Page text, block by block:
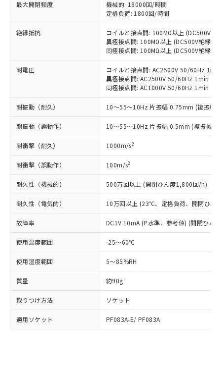
最大開閉頻度
機械的: 18000回/時間
定格負荷: 1800回/時間
絶縁抵抗
コイルと接点間: 100MΩ以上 (DC500V絶
異極接点間: 100MΩ以上 (DC500V絶縁抵
同極接点間: 100MΩ以上 (DC500V絶縁抵
耐電圧
コイルと接点間: AC2500V 50/60Hz 1min
異極接点間: AC2500V 50/60Hz 1min
同極接点間: AC1000V 50/60Hz 1min
耐振動（耐久） 10～55～10Hz 片振幅 0.75mm (複振幅
耐振動（誤動作） 10～55～10Hz 片振幅 0.5mm (複振幅
耐衝撃（耐久） 1000m/s2
耐衝撃（誤動作） 100m/s2
耐久性（機械的） 500万回以上 (開閉ひん度1,800回/h)
耐久性（電気的） 10万回以上 (23℃、定格負荷、開閉ひん
故障率 DC1V 10mA (P水準、参考値) (開閉ひん
使用温度範囲 -25～60℃
使用湿度範囲 5～85%RH
質量 約90g
取りつけ方法 ソケット
適用ソケット PF083A-E/ PF083A
当社制御機器事業取扱商品の中には、
本サービスの対象外となる商品もある
ことをご了承ください。
在庫状況および標準価格照会結果は、
記載している更新日時点での社内デー
タに基づき作成されるものであり、閲
覧された時点での実際の在庫および標
準価格とは異なる場合があることをご
了承ください。
正式な納期状況および標準価格はお客
様のお取引先、またはお客様担当のオ
ムロン制御機器販売店・当社販売員に
ご相談ください。
オムロン制御機器販売店や当社販売拠
販売ネットワーク
」をご確認
ください。
在庫状況および標準価格結果を当社の
事前の承諾なく第三者に漏洩または開
示しないようお願いします。
マイパーツ機能（部品リスト作成サー
メンバーズにご登録されている必要が
登録された部品リストについて、当社
および当社の共同利用者が、当社の製
品・サービスに関するお客様との取
引・商談に必要な範囲で利用すること
をご了承ください。
※当社の共同利用者とは、"個人情報
の共同利用に関して"
の「1.共同利
用者の範囲」に記載されている法人を
害物質有無と関係のない商品です。
仕入先様の事情により、非含有部品として
いたものが、含有品と判明した場合などや
むを得ず変更することがあります。
*EU RoHS指令（10物質）：
ミウム(Cd) 100ppm以下、
六価クロム(Cr(Ⅵ)) 1000ppm以下、ポリ臭化ビフェニル
類(PBB) 1000ppm以下、ポリ臭化ジフェニルエーテル類
(PBDE) 1000ppm以下、フタル酸ビス(2-エチルヘキシ
ルベンジル（BBP） 1000ppm以下、フタル酸ジブチル
（DBP） 1000ppm以下、フタル酸ジイソブチル
(DIBP) 1000ppm以下
但し、RoHS指令で産業用監視および制御機器に対する
フタル酸エステル類の４物質については閾値を超える意
※2 対応予定月
部品在庫の切り替え状況などにより、予定
月が前後することがあります。
※3 非含有証明書ダウンロード
51物質の非含有証明書（当社基準）
※本証明書は発行日時点で非含有を証明す
基準値以下であることを示します。
「×」：最大均質材料含有率が中国RoHSの
基準値を超えていることを示します。
「－」：未確認です。当社販売部門へお問
Pb(鉛) :1000ppm、 Hg(水銀) : 1000ppm、 Cd(カドミウ
Cr(Ⅵ)(六価クロム) : 1000ppm、 PBBs(ポリ臭化ビフェ
DBP(フタル酸ジブチル) : 1000ppm、 DIBP(フタル酸ジ
イソブチル) : 1000ppm、 BBP(フタル酸ブチルベンジ
ル) : 1000ppm、
DEHP(フタル酸ビス(2-エチルヘキシル)) : 1000ppm
※2 環境保護使用期限
「ｅ」：有害物質（10物質）のすべてが基
準値以下であることを示します。
「10」：通常の使用状況下において有害物
質が外部に漏えいし、環境に深刻な影響を
及ぼさない年数を意味します。
「－」：未確認です。当社販売部門へお問
い合わせください。
為替および外国貿易法に定める商品
（以下｢規制貨物等」という）を輸出
または国外への提供する場合は、日本
国政府の輸出許可(または役務取引許
可)を取得するなどの必要な手続きを
当社は規制貨物を破棄する場合は、完
全に破砕するなど、違法に輸出されな
当社は貴社製品を、核兵器、ミサイ
ル、化学兵器、生物兵器またはその他
武器並びにこれらの製造装置等に一切
使用いたしません。
当社は、貴社製品を第三者に販売する
場合は、上記1、2および3の内容を当
該第三者に通知します。また当社は、
販売先および販売に係わる関係者が違
法に輸出するおそれがある場合は、取
り引きをいたしません。
一定数以上の在庫あり
一定数には満たないが在庫あり
－
在庫なし(最新の在庫状況につ
いては、お客様のお取引先、ま
たはお客様担当のオムロン制御
機器販売店・当社販売員にご確
認ください)
空
受注生産機種、また在庫状況の
情報を公開していない機種